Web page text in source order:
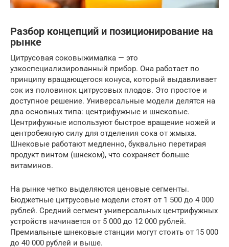
Разбор концепций и позиционирование на
рынке
Цитрусовая соковыжималка — это
узкоспециализированный прибор. Она работает по
принципу вращающегося конуса, который выдавливает
сок из половинок цитрусовых плодов. Это простое и
доступное решение. Универсальные модели делятся на
два основных типа: центрифужные и шнековые.
Центрифужные используют быстрое вращение ножей и
центробежную силу для отделения сока от жмыха.
Шнековые работают медленно, буквально перетирая
продукт винтом (шнеком), что сохраняет больше
витаминов.
На рынке четко выделяются ценовые сегменты.
Бюджетные цитрусовые модели стоят от 1 500 до 4 000
рублей. Средний сегмент универсальных центрифужных
устройств начинается от 5 000 до 12 000 рублей.
Премиальные шнековые станции могут стоить от 15 000
до 40 000 рублей и выше.